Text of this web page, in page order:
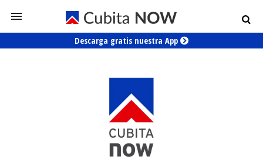
Descarga gratis nuestra App